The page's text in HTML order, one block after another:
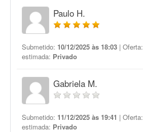
Paulo H.
Submetido: 10/12/2025 às 18:03 | Oferta:
estimada: Privado
Gabriela M.
Submetido: 11/12/2025 às 19:41 | Oferta:
estimada: Privado